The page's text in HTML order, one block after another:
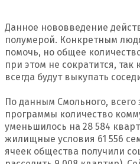
Данное нововведение
полумерой. Конкретным
помочь, но общее
при этом не сократится,
всегда будут выкупать
По данным Смольного, всего
программы количество
уменьшилось на 28 584
жилищные условия 61 556
ячеек общества получили